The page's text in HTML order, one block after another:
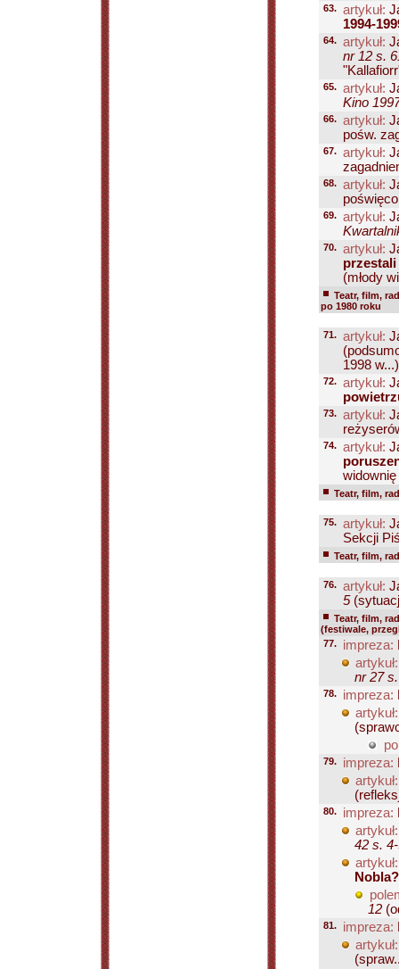
63. artykuł:
1994-
64. artykuł:
nr 12 s.
65. artykuł:
Kino
66. artykuł:
pośw.
67. artykuł:
68. artykuł:
69. artykuł:
70. artykuł:
(młody
Teatr, film,
po 1980 roku
71. artykuł:
1998 w...)
72. artykuł:
73. artykuł:
74. artykuł:
Teatr, film,
75. artykuł:
Sekcji
Teatr, film,
76. artykuł:
5
Teatr, film,
(festiwale,
77.
impreza:
artykuł:
nr 27
78. impreza:
artykuł:
79. impreza:
artykuł:
80. impreza:
artykuł:
42 s.
artykuł:
Nobla?
12
81. impreza:
artykuł: